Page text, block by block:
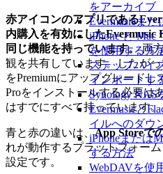
をアーカイブ
Evermusieま
iPhone と Mac
を使用する方
ステップバイ
インポートす
Synology NAS
Evermusicと
イルへのダウ
iPhoneまたは
する方法
WebDAVを使
赤アイコンのアプリである
内購入を有効にしたEvermusic
同じ機能を持っています。両
観を共有しています。したがっ
をPremiumにアップグレードし
Proをインストールする必要は
はすでにすべて持っています。
青と赤の違いは、App Storeで
れが動作するプラットフォー
設定です。